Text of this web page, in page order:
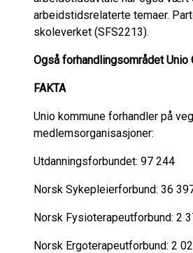
arbeidstidsrelaterte temaer.
skoleverket (SFS2213).
Også forhandlingsområdet
FAKTA
Unio kommune forhandler på
medlemsorganisasjoner:
Utdanningsforbundet: 97 244
Norsk Sykepleierforbund: 36
Norsk Fysioterapeutforbund: 2
Norsk Ergoterapeutforbund: 2